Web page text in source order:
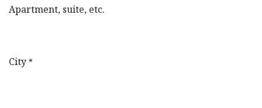
Apartment, suite, etc.
City *